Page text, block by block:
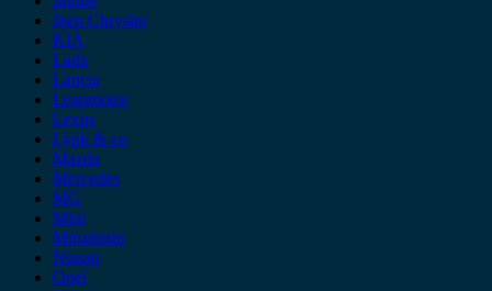
Jeep Chrysler
KIA
Lada
Lancia
Leapmotor
Lexus
Lynk & co
Mazda
Mercedes
MG
Mini
Mitsubishi
Nissan
Opel